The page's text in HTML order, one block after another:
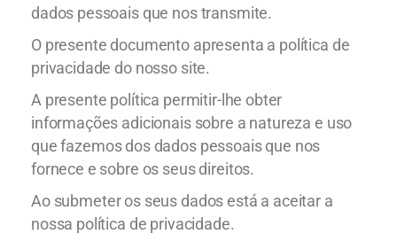
dados pessoais que nos transmite.
O presente documento apresenta a política de
privacidade do nosso site.
A presente política permitir-lhe obter
informações adicionais sobre a natureza e uso
que fazemos dos dados pessoais que nos
fornece e sobre os seus direitos.
Ao submeter os seus dados está a aceitar a
nossa política de privacidade.